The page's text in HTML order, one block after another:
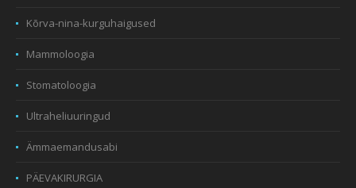
Kõrva-nina-kurguhaigused
Mammoloogia
Stomatoloogia
Ultraheliuuringud
Ämmaemandusabi
PÄEVAKIRURGIA